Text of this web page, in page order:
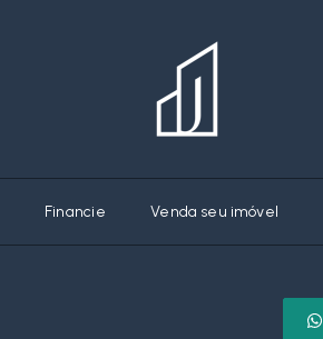
Financie Venda seu imóvel